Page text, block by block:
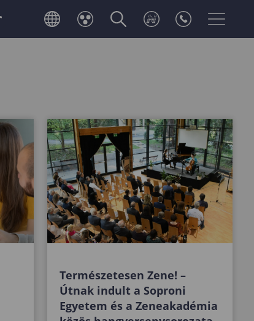
Természetesen Zene! –
Útnak indult a Soproni
Egyetem és a Zeneakadémia